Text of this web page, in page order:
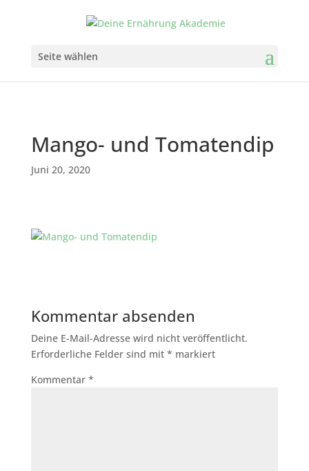
Seite wählen
Mango- und Tomatendip
Juni 20, 2020
Kommentar absenden
Deine E-Mail-Adresse wird nicht veröffentlicht.
Erforderliche Felder sind mit * markiert
Kommentar *